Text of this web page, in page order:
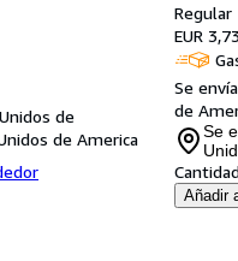
de
de America
Regular
EUR 3,73
Se
de
Se
Añadir